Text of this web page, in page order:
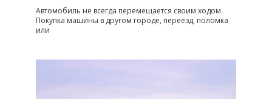
Автомобиль не всегда перемещается своим ходом.
Покупка машины в другом городе, переезд, поломка
или